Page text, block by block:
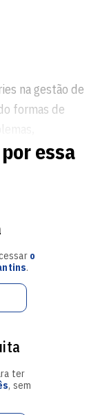
na gestão de
formas de
Estimule a
quem está por
essa
o
.
ter
, sem